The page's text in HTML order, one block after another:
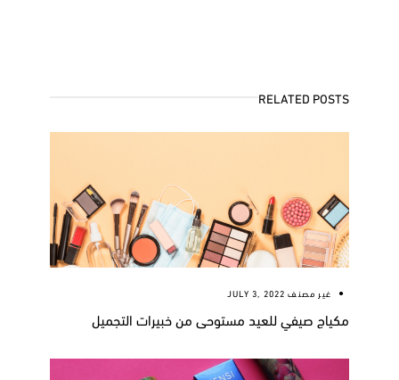
RELATED POSTS
غير مصنف JULY 3, 2022
مكياج صيفي للعيد مستوحى من خبيرات التجميل